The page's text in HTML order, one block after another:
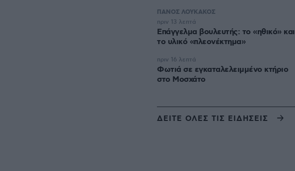
ΠΑΝΟΣ ΛΟΥΚΑΚΟΣ
Επάγγελμα βουλευτής: το «ηθικό» και
το υλικό «πλεονέκτημα»
πριν 13 λεπτά
Φωτιά σε εγκαταλελειμμένο κτήριο
στο Μοσχάτο
πριν 16 λεπτά
ΔΕΙΤΕ ΟΛΕΣ ΤΙΣ ΕΙΔΗΣΕΙΣ